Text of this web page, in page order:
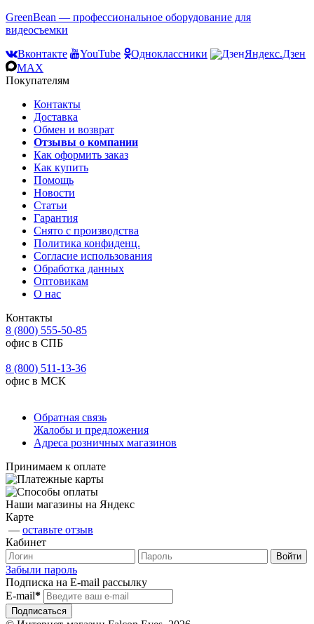
GreenBean — профессиональное оборудование для
видеосъемки
Вконтакте
YouTube Одноклассники
Яндекс.Дзен
MAX
Покупателям
Контакты
Доставка
Обмен и возврат
Отзывы о компании
Как оформить заказ
Как купить
Помощь
Новости
Статьи
Гарантия
Снято с производства
Политика конфиденц.
Согласие использования
Обработка данных
Оптовикам
О нас
Контакты
8 (800) 555-50-85
офис в СПБ
8 (800) 511-13-36
офис в МСК
Обратная связь
Жалобы и предложения
Адреса розничных магазинов
Принимаем к оплате
Наши магазины на Яндекс
Карте
— оставьте отзыв
Кабинет
Забыли пароль
Подписка на E-mail рассылку
E-mail*